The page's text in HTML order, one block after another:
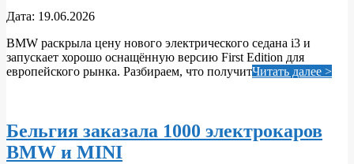
2026-
19
Дата: 19.06.2026
BMW раскрыла цену нового электрического седана i3 и
запускает хорошо оснащённую версию First Edition для
европейского рынка. Разбираем, что получитЧитать далее >
Бельгия заказала 1000 электрокаров
BMW и MINI